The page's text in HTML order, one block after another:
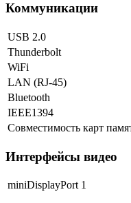
Коммуникации
USB 2.0
Thunderbolt
WiFi
LAN (RJ-45)
Bluetooth
IEEE1394
Совместимость карт
Интерфейсы видео
miniDisplayPort 1